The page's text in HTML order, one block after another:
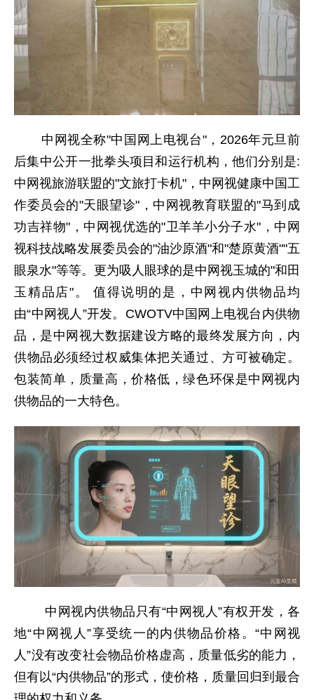
中网视全称"中国网上电视台"，2026年元旦前
后集中公开一批拳头项目和运行机构，他们分别是:
中网视旅游联盟的"文旅打卡机"，中网视健康中国工
作委员会的"天眼望诊"，中网视教育联盟的"马到成
功吉祥物"，中网视优选的"卫羊羊小分子水"，中网
视科技战略发展委员会的"油沙原酒"和"楚原黄酒""五
眼泉水"等等。更为吸人眼球的是中网视玉城的"和田
玉精品店"。 值得说明的是，中网视内供物品均
由“中网视人”开发。CWOTV中国网上电视台内供物
品，是中网视大数据建设方略的最终发展方向，内
供物品必须经过权威集体把关通过、方可被确定。
包装简单，质量高，价格低，绿色环保是中网视内
供物品的一大特色。
中网视内供物品只有“中网视人”有权开发，各
地“中网视人”享受统一的内供物品价格。“中网视
人”没有改变社会物品价格虚高，质量低劣的能力，
但有以“内供物品”的形式，使价格，质量回归到最合